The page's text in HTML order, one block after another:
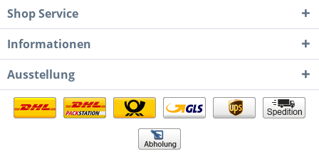
Shop Service
Informationen
Ausstellung